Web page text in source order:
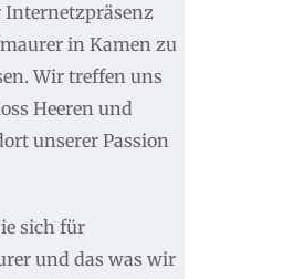
Internetzpräsenz
in Kamen zu
Wir treffen uns
Heeren und
unserer Passion
sich für
und das was wir